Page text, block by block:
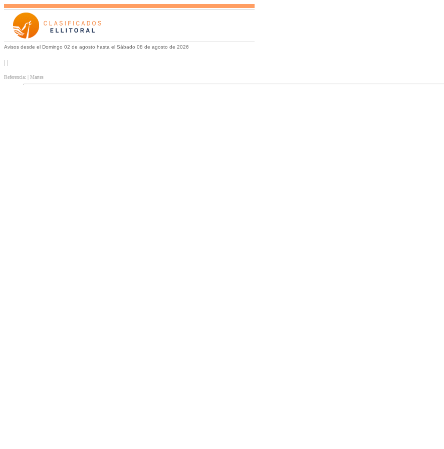
Avisos desde el Domingo 02 de agosto hasta el Sábado 08 de agosto de 2026
| |
Referencia: | Martes